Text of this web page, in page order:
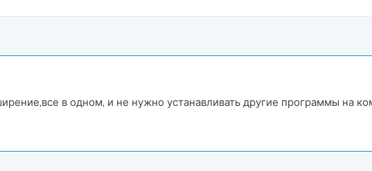
в одном, и не нужно устанавливать другие программы на